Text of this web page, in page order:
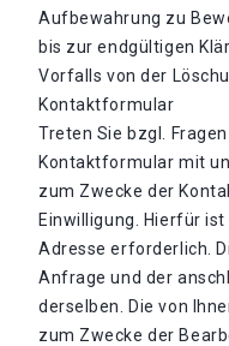
Aufbewahrung zu
bis zur endgültigen
Vorfalls von der
Kontaktformular
Treten Sie bzgl.
Kontaktformular mit
zum Zwecke der
Einwilligung. Hierfür
Adresse erforderlich.
Anfrage und der
derselben. Die von
zum Zwecke der